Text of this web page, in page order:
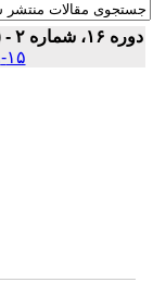
شماره ۲ - ( تير ۱۳۸۴ )
۱۵-۹